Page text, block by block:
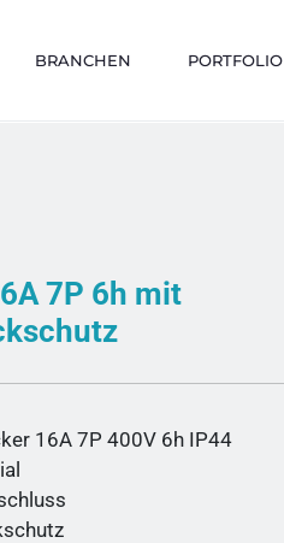
BRANCHEN PORTFOLIO
7P 6h mit
16A 7P 400V 6h IP44